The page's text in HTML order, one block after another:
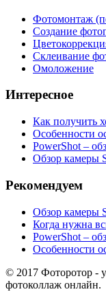
Фотомонтаж
Создание
Склеивание
Омоложение
Интересное
Как получить
Особенности
PowerShot –
Обзор камеры
Рекомендуем
Обзор камеры
Когда нужна
PowerShot –
Особенности
© 2017 Фоторотор -
фотоколлаж онлайн.